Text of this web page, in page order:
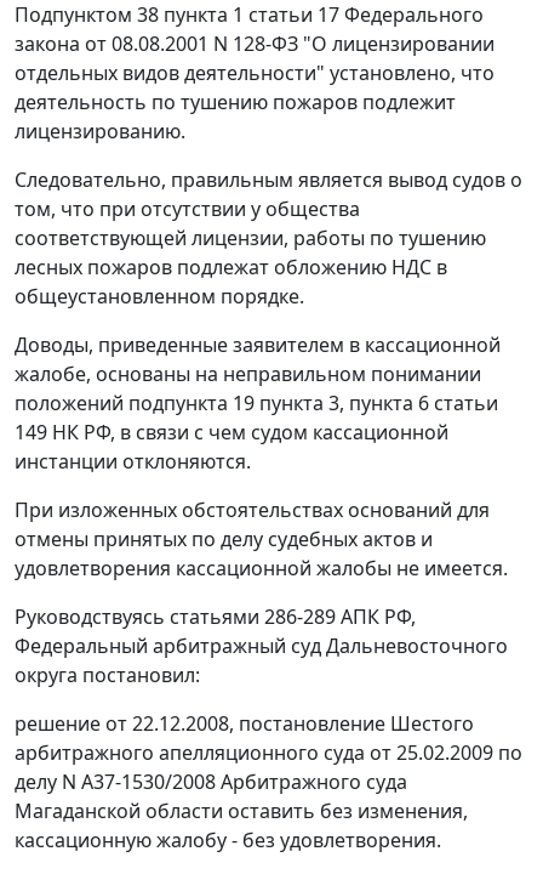
Подпунктом 38 пункта 1 статьи 17Федерального
закона от 08.08.2001 N 128-ФЗ "О лицензировании
отдельных видов деятельности" установлено, что
деятельность по тушению пожаров подлежит
лицензированию.
Следовательно, правильным является вывод судов о
том, что при отсутствии у общества
соответствующей лицензии, работы по тушению
лесных пожаров подлежат обложению НДС в
общеустановленном порядке.
Доводы, приведенные заявителем в кассационной
жалобе, основаны на неправильном понимании
положений подпункта 19 пункта 3, пункта 6 статьи
149 НК РФ, в связи с чем судом кассационной
инстанции отклоняются.
При изложенных обстоятельствах оснований для
отмены принятых по делу судебных актов и
удовлетворения кассационной жалобы не имеется.
Руководствуясь статьями 286-289АПК РФ,
Федеральный арбитражный суд Дальневосточного
округа постановил:
решение от 22.12.2008, постановление Шестого
арбитражного апелляционного суда от 25.02.2009 по
делу N А37-1530/2008 Арбитражного суда
Магаданской области оставить без изменения,
кассационную жалобу - без удовлетворения.